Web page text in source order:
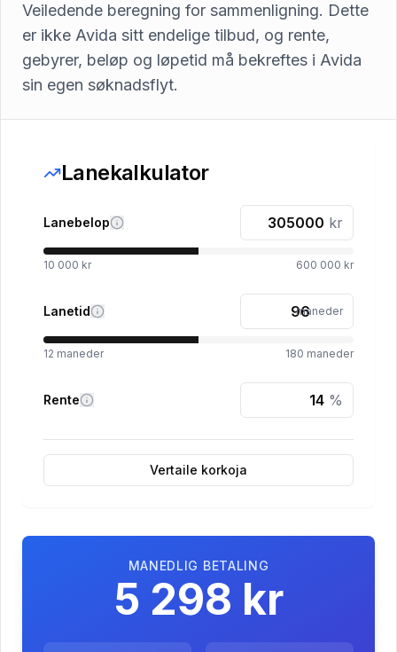
Veiledende beregning for sammenligning. Dette
er ikke Avida sitt endelige tilbud, og rente,
gebyrer, beløp og løpetid må bekreftes i Avida
sin egen søknadsflyt.
Lanekalkulator
Lanebelop kr
10 000 kr 600 000 kr
Lanetid maneder
12 maneder 180 maneder
Rente %
Vertaile korkoja
MANEDLIG BETALING
5 298 kr